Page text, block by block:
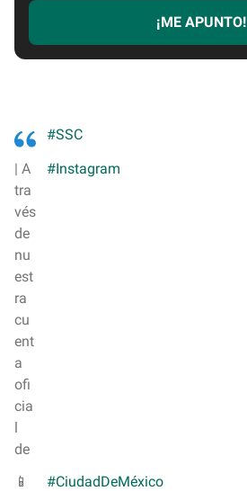
r
e
m
a
i
l
¡ME APUNTO!
#SSC
| A
tra
vés
de
nu
est
ra
cu
ent
a
ofi
cia
l
de
#Instagram
📱
#CiudadDeMéxico